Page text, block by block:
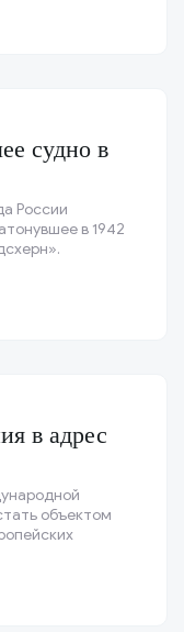
судно в
России
в 1942
в адрес
объектом